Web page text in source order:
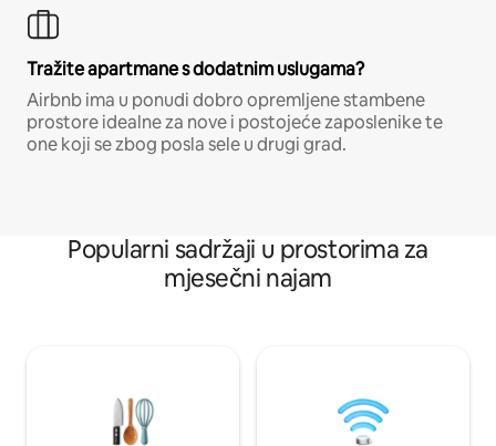
Tražite apartmane s dodatnim uslugama?
Airbnb ima u ponudi dobro opremljene stambene
prostore idealne za nove i postojeće zaposlenike te
one koji se zbog posla sele u drugi grad.
Popularni sadržaji u prostorima za
mjesečni najam